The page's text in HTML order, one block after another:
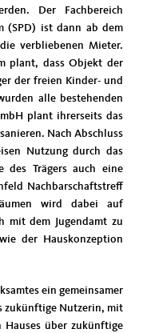
Der Fachbereich
(SPD) ist dann ab dem
verbliebenen Mieter.
plant, dass Objekt der
der freien Kinder- und
alle bestehenden
plant ihrerseits das
Nach Abschluss
Nutzung durch das
des Trägers auch eine
Nachbarschaftstreff
wird dabei auf
mit dem Jugendamt zu
der Hauskonzeption
ein gemeinsamer
zukünftige Nutzerin, mit
über zukünftige